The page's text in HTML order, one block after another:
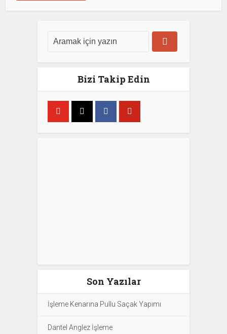
Bizi Takip Edin
Son Yazılar
İşleme Kenarına Pullu Saçak Yapımı
Dantel Anglez İşleme